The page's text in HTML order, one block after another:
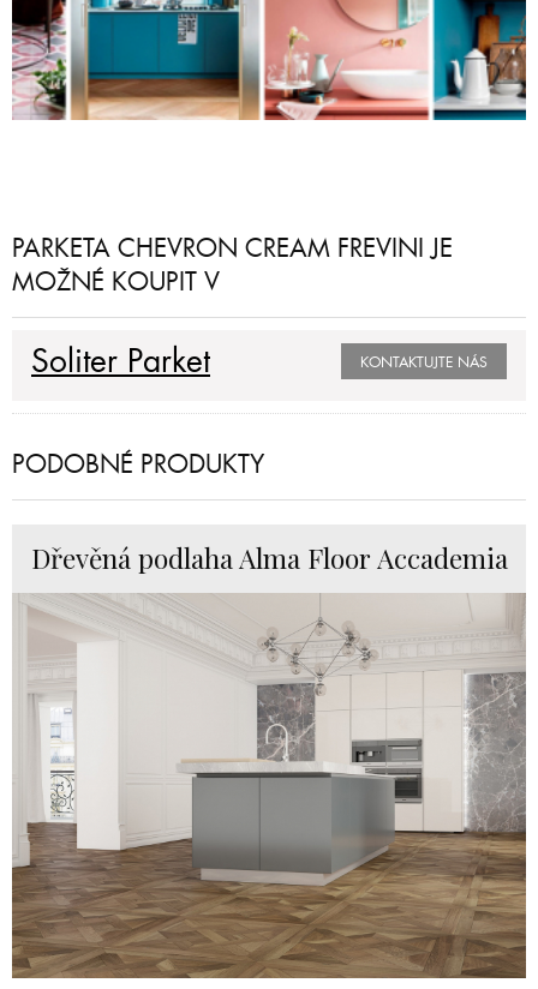
PARKETA CHEVRON CREAM FREVINI JE
MOŽNÉ KOUPIT V
Soliter Parket KONTAKTUJTE NÁS
PODOBNÉ PRODUKTY
Dřevěná podlaha Alma Floor Accademia